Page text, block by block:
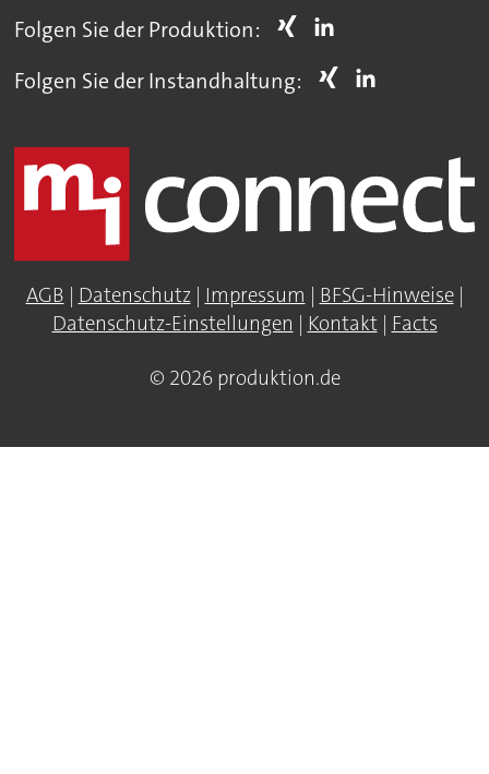
Folgen Sie der Produktion:
Folgen Sie der Instandhaltung:
AGB | Datenschutz| Impressum | BFSG-Hinweise|
Datenschutz-Einstellungen | Kontakt| Facts
© 2026 produktion.de